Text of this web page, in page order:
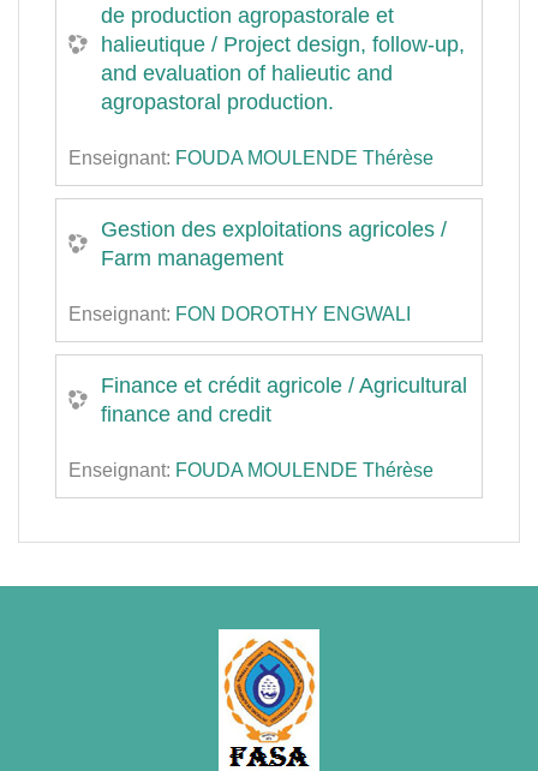
de production agropastorale et
halieutique / Project design, follow-up,
and evaluation of halieutic and
agropastoral production.
Enseignant: FOUDA MOULENDE Thérèse
Gestion des exploitations agricoles /
Farm management
Enseignant: FON DOROTHY ENGWALI
Finance et crédit agricole / Agricultural
finance and credit
Enseignant: FOUDA MOULENDE Thérèse